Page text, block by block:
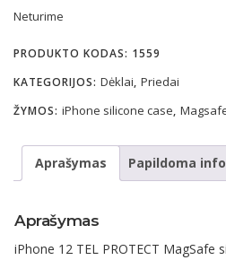
Neturime
PRODUKTO KODAS: 1559
KATEGORIJOS: Dėklai, Priedai
ŽYMOS: iPhone silicone case,
Aprašymas Papildoma
Aprašymas
iPhone 12 TEL PROTECT MagSafe